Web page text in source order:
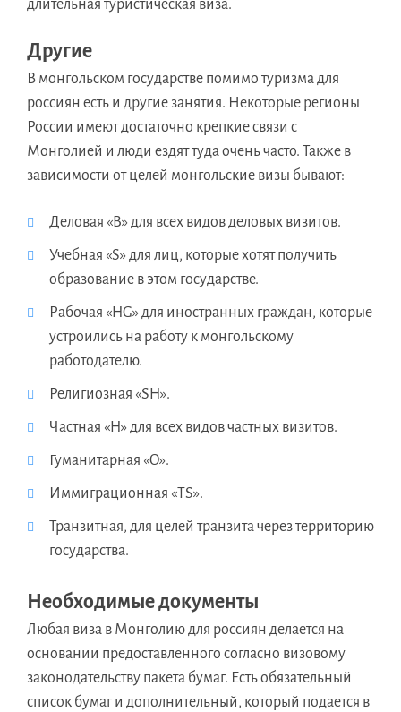
длительная туристическая виза.
Другие
В монгольском государстве помимо туризма для
россиян есть и другие занятия. Некоторые регионы
России имеют достаточно крепкие связи с
Монголией и люди ездят туда очень часто. Также в
зависимости от целей монгольские визы бывают:
Деловая «B» для всех видов деловых визитов.
Учебная «S» для лиц, которые хотят получить
образование в этом государстве.
Рабочая «HG» для иностранных граждан, которые
устроились на работу к монгольскому
работодателю.
Религиозная «SH».
Частная «H» для всех видов частных визитов.
Гуманитарная «O».
Иммиграционная «TS».
Транзитная, для целей транзита через территорию
государства.
Необходимые документы
Любая виза в Монголию для россиян делается на
основании предоставленного согласно визовому
законодательству пакета бумаг. Есть обязательный
список бумаг и дополнительный, который подается в